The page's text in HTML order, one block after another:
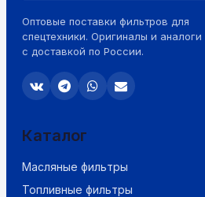
Оптовые поставки фильтров для
спецтехники. Оригиналы и аналоги
с доставкой по России.
Каталог
Масляные фильтры
Топливные фильтры